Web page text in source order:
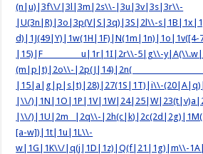
(n|u)|3f\\/|3l|3m|2s\\-|3u|3v|3s|3r\\-
|U(3n|R)|3o|3p(V|S|3q)|3S|2l\\-
|15)|F u|1r|1I|2r\\-5|g\\-
(m|p|t)|2o\\-|2p(J|14)|2n(
|15|a|g|p|s|t)|28)|27(1S|1T)|i\\-
|\\/
|\\/)|1U|2m |2q\\-
[a-w])|1t|1u|1L\\-
w|1G|1K\\/|q(j|1D|1z)|Q(f|21|1g)|m\\-